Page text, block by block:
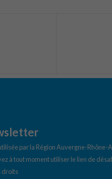
par la Région Auvergne-Rhône-
à tout moment utiliser le lien de
droits